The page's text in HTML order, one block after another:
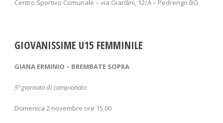
Centro Sportivo Comunale – via Giardini, 12/A – Pedrengo BG
GIOVANISSIME U15 FEMMINILE
GIANA ERMINIO – BREMBATE SOPRA
5ª giornata di campionato
Domenica 2 novembre ore 15.00